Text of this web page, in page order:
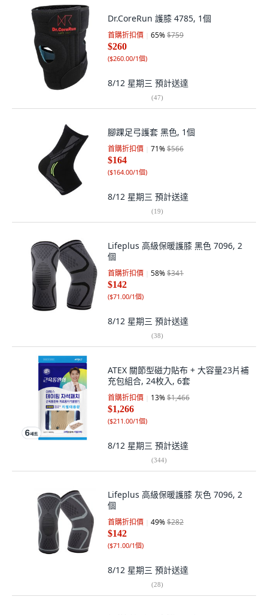
Dr.CoreRun 護膝 4785, 1個
首購折扣價 65%$759
$260
($260.00/1個)
8/12 星期三 預計送達
(47)
腳踝足弓護套 黑色, 1個
首購折扣價 71%$566
$164
($164.00/1個)
8/12 星期三 預計送達
(19)
Lifeplus 高級保暖護膝 黑色 7096, 2
個
首購折扣價 58%$341
$142
($71.00/1個)
8/12 星期三 預計送達
(38)
ATEX 關節型磁力貼布 + 大容量23片補
充包組合, 24枚入, 6套
首購折扣價 13%$1,466
$1,266
($211.00/1個)
8/12 星期三 預計送達
(344)
Lifeplus 高級保暖護膝 灰色 7096, 2
個
首購折扣價 49%$282
$142
($71.00/1個)
8/12 星期三 預計送達
(28)